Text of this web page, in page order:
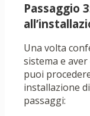
Passaggio
Una volta
sistema e
puoi
installazione
passaggi: